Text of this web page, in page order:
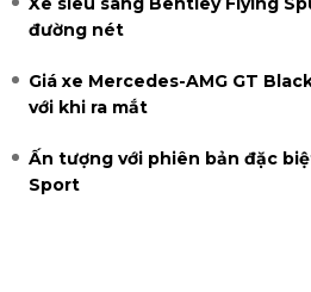
đường nét
Giá xe Mercedes-AMG GT
với khi ra mắt
Ấn tượng với phiên bản đặc
Sport